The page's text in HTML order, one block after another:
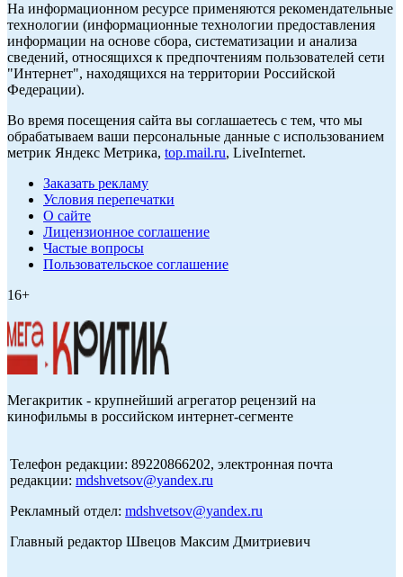
На информационном ресурсе применяются рекомендательные
технологии (информационные технологии предоставления
информации на основе сбора, систематизации и анализа
сведений, относящихся к предпочтениям пользователей сети
"Интернет", находящихся на территории Российской
Федерации).
Во время посещения сайта вы соглашаетесь с тем, что мы
обрабатываем ваши персональные данные с использованием
метрик Яндекс Метрика, top.mail.ru, LiveInternet.
Заказать рекламу
Условия перепечатки
О сайте
Лицензионное соглашение
Частые вопросы
Пользовательское соглашение
16+
Мегакритик - крупнейший агрегатор рецензий на
кинофильмы в российском интернет-сегменте
Телефон редакции: 89220866202, электронная почта
редакции: mdshvetsov@yandex.ru
Рекламный отдел: mdshvetsov@yandex.ru
Главный редактор Швецов Максим Дмитриевич